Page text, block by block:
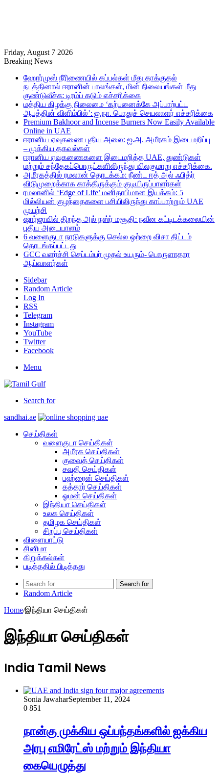
Friday, August 7 2026
Breaking News
ஹோர்முஸ் நீரிணையில் கப்பல்கள் மீது தாக்குதல்
நடத்தினால் ஈரானின் பாலங்கள், மின் நிலையங்கள் மீது
குண்டுவீச்சு: டிரம்ப் கடும் எச்சரிக்கை
மத்திய கிழக்கு நிலைமை ‘கற்பனைக்கே அப்பாற்பட்ட
ஆபத்தின் விளிம்பில்’: ஐ.நா. பொதுச் செயலாளர் எச்சரிக்கை
Premium Bakhoor and Incense Burners Now Easily Available
Online in UAE
ஈரானிய ஏவுகணை புதிய அலை: ஐ.அ. அமீரகம் இடைமறிப்பு
– முக்கிய தகவல்கள்
ஈரானிய ஏவுகணைகளை இடைமறித்த UAE, துண்டுகள்
மற்றும் சந்தேகப்பொருட்களிலிருந்து விலகுமாறு எச்சரிக்கை.
அமீரகத்தில் ரமலான் தொடக்கம்: நீண்ட ஈத் அல் ஃபித்ர்
விடுமுறைக்காக காத்திருக்கும் குடியிருப்பாளர்கள்
ரமலானில் ‘Edge of Life’ மனிதாபிமான இயக்கம்: 5
மில்லியன் குழந்தைகளை பசியிலிருந்து காப்பாற்றும் UAE
முயற்சி
ஷார்ஜாவில் திறந்த அல் நஸ்ர் மசூதி: நவீன கட்டிடக்கலையின்
புதிய அடையாளம்
6 வளைகுடா நாடுகளுக்கு செல்ல ஒற்றை விசா திட்டம்
தொடங்கப்பட்டது
GCC வளர்ச்சி செப்டம்பர் முதல் உயரும்- பொருளாதார
ஆய்வாளர்கள்
Sidebar
Random Article
Log In
RSS
Telegram
Instagram
YouTube
Twitter
Facebook
Menu
Search for
sandhai.ae
செய்திகள்
வளைகுடா செய்திகள்
அமீரக செய்திகள்
குவைத் செய்திகள்
சவுதி செய்திகள்
பஹ்ரைன் செய்திகள்
கத்தார் செய்திகள்
ஓமன் செய்திகள்
இந்தியா செய்திகள்
உலக செய்திகள்
தமிழக செய்திகள்
சிறப்பு செய்திகள்
விளையாட்டு
சினிமா
கிறுக்கல்கள்
படித்ததில் பிடித்தது
Search for
Random Article
Home/இந்தியா செய்திகள்
இந்தியா செய்திகள்
India Tamil News
Sonia JawaharSeptember 11, 2024
0 851
நான்கு முக்கிய ஒப்பந்தங்களில் ஐக்கிய
அரபு எமிரேட்ஸ் மற்றும் இந்தியா
கையெழுத்து